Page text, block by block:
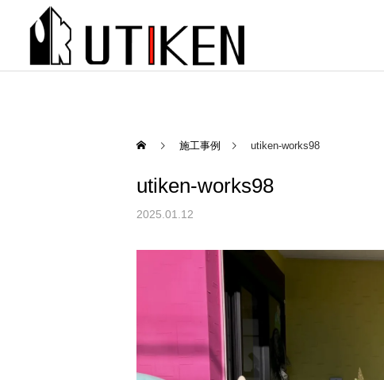
施工事例 utiken-works98
utiken-works98
2025.01.12